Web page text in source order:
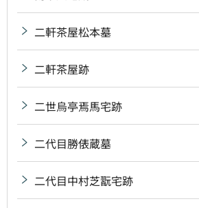
二軒茶屋松本墓
二軒茶屋跡
二世烏亭焉馬宅跡
二代目勝俵蔵墓
二代目中村芝翫宅跡